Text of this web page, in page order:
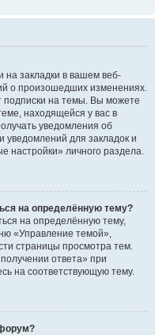
на закладки в вашем веб-
о произошедших изменениях.
подписки на темы. Вы можете
находящейся у вас в
уведомления об
для закладок и
настройки» личного раздела.
на определённую тему?
на определённую тему,
«Управление темой»,
страницы просмотра тем.
ответа» при
на соответствующую тему.